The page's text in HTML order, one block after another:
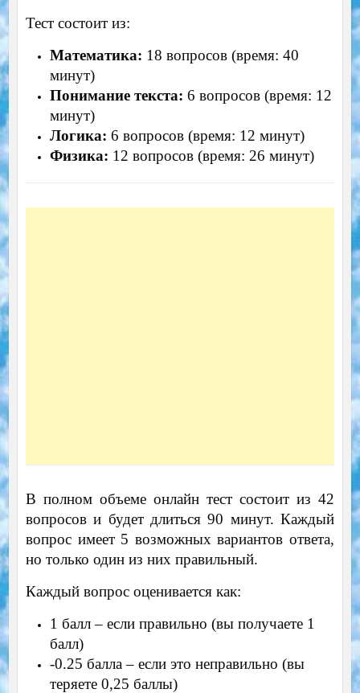
Тест состоит из:
Математика: 18 вопросов (время: 40
минут)
Понимание текста: 6 вопросов (время: 12
минут)
Логика: 6 вопросов (время: 12 минут)
Физика: 12 вопросов (время: 26 минут)
В полном объеме онлайн тест состоит из 42
вопросов и будет длиться 90 минут. Каждый
вопрос имеет 5 возможных вариантов ответа,
но только один из них правильный.
Каждый вопрос оценивается как:
1 балл – если правильно (вы получаете 1
балл)
-0.25 балла – если это неправильно (вы
теряете 0,25 баллы)